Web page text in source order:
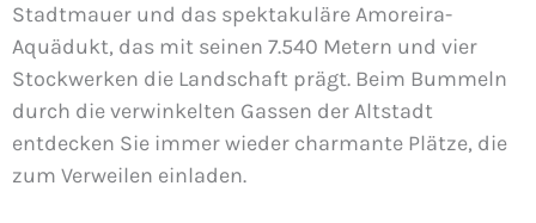
Stadtmauer und das spektakuläre Amoreira-
Aquädukt, das mit seinen 7.540 Metern und vier
Stockwerken die Landschaft prägt. Beim Bummeln
durch die verwinkelten Gassen der Altstadt
entdecken Sie immer wieder charmante Plätze, die
zum Verweilen einladen.